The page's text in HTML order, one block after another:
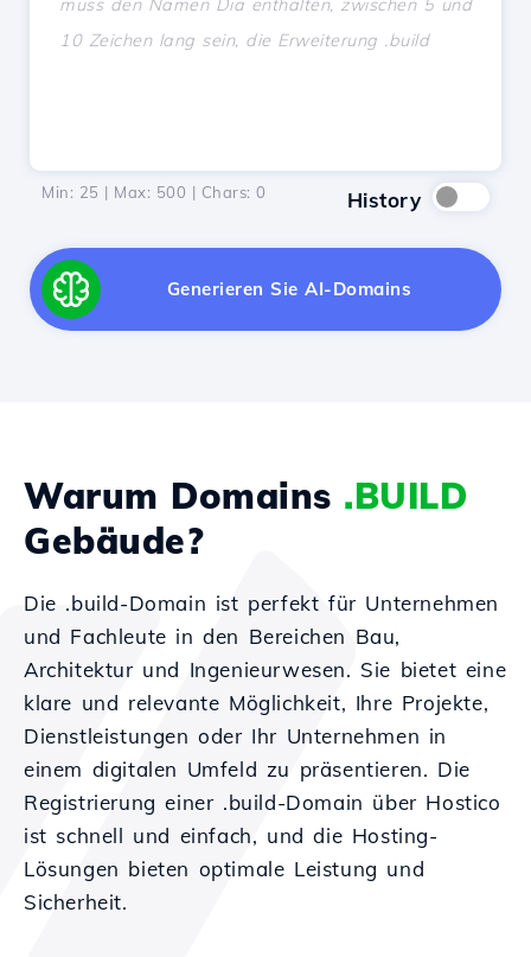
Min: 25 | Max: 500 | Chars: 0 History
Generieren Sie AI-Domains
Warum Domains .BUILD
Gebäude?
Die .build-Domain ist perfekt für Unternehmen
und Fachleute in den Bereichen Bau,
Architektur und Ingenieurwesen. Sie bietet eine
klare und relevante Möglichkeit, Ihre Projekte,
Dienstleistungen oder Ihr Unternehmen in
einem digitalen Umfeld zu präsentieren. Die
Registrierung einer .build-Domain über Hostico
ist schnell und einfach, und die Hosting-
Lösungen bieten optimale Leistung und
Sicherheit.